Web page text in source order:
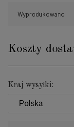
Wyprodukowano
Koszty
Cena nie zawiera
Kraj wysyłki: